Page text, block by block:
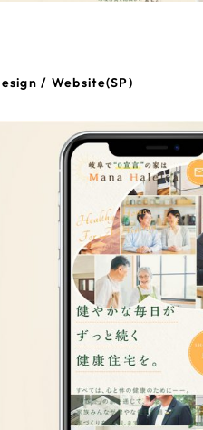
/ Website(SP)